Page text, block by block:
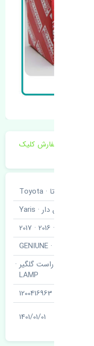
روی ثبت سفارش کلیک
تویوتا · Toyota
یاریس صندوق دار · Yaris
اصلی · GENIUNE
خطر عقب راست گلگیر ·
LAMP
1200416963
1401/01/01